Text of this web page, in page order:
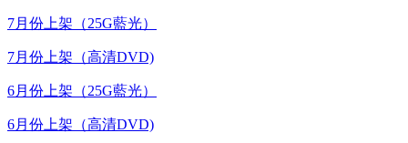
7月份上架（25G藍光）
7月份上架（高清DVD)
6月份上架（25G藍光）
6月份上架（高清DVD)